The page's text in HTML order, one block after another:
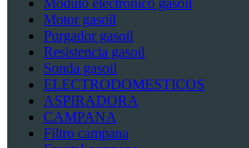
Modulo electrónico gasoil
Motor gasoil
Purgador gasoil
Resistencia gasoil
Sonda gasoil
ELECTRODOMESTICOS
ASPIRADORA
CAMPANA
Filtro campana